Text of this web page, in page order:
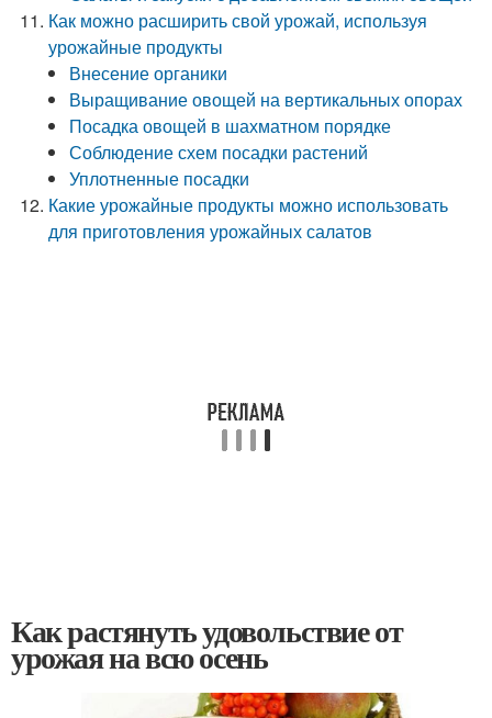
Как можно расширить свой урожай, используя
урожайные продукты
Внесение органики
Выращивание овощей на вертикальных опорах
Посадка овощей в шахматном порядке
Соблюдение схем посадки растений
Уплотненные посадки
Какие урожайные продукты можно использовать
для приготовления урожайных салатов
Как растянуть удовольствие от
урожая на всю осень